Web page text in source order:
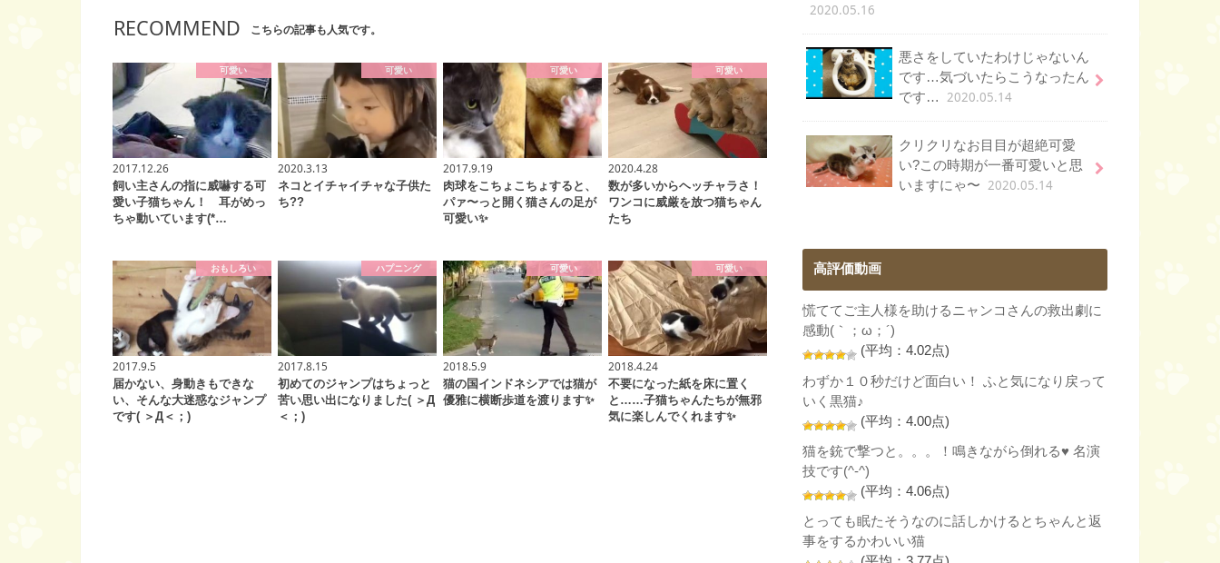
RECOMMEND こちらの記事も人気です。
可愛い
2017.12.26
飼い主さんの指に威嚇する可
愛い子猫ちゃん！ 耳がめっ
ちゃ動いています(*…
可愛い
2020.3.13
ネコとイチャイチャな子供た
ち??
可愛い
2017.9.19
肉球をこちょこちょすると、
パァ〜っと開く猫さんの足が
可愛い✨
可愛い
2020.4.28
数が多いからヘッチャラさ！
ワンコに威厳を放つ猫ちゃん
たち
おもしろい
2017.9.5
届かない、身動きもできな
い、そんな大迷惑なジャンプ
です( ＞Д＜；)
ハプニング
2017.8.15
初めてのジャンプはちょっと
苦い思い出になりました( ＞Д
＜；)
可愛い
2018.5.9
猫の国インドネシアでは猫が
優雅に横断歩道を渡ります✨
可愛い
2018.4.24
不要になった紙を床に置く
と……子猫ちゃんたちが無邪
気に楽しんでくれます✨
2020.05.16
悪さをしていたわけじゃないん
です…気づいたらこうなったん
です…
2020.05.14
クリクリなお目目が超絶可愛
い?この時期が一番可愛いと思
いますにゃ〜 2020.05.14
高評価動画
慌ててご主人様を助けるニャンコさんの救出劇に
感動(｀；ω；´)
(平均：4.02点)
わずか１０秒だけど面白い！ ふと気になり戻って
いく黒猫♪
(平均：4.00点)
猫を銃で撃つと。。。！鳴きながら倒れる♥ 名演
技です(^-^)
(平均：4.06点)
とっても眠たそうなのに話しかけるとちゃんと返
事をするかわいい猫